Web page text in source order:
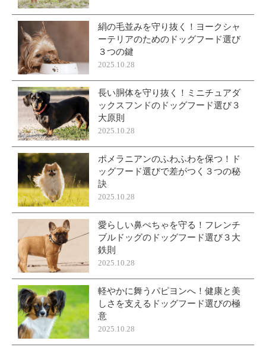
絹の毛並みを守り抜く！ヨークシャ
ーテリアのためのドッグフード選び
３つの鍵
2025.10.28
長い胴体を守り抜く！ミニチュアダ
ックスフンドのドッグフード選び３
大原則
2025.10.28
ポメラニアンのふわふわを保つ！ド
ッグフード選びで差がつく３つの秘
訣
2025.10.28
愛らしい鼻ぺちゃを守る！フレンチ
ブルドッグのドッグフード選び３大
鉄則
2025.10.28
軽やかに舞うパピヨンへ！健康と美
しさを支えるドッグフード選びの極
意
2025.10.28